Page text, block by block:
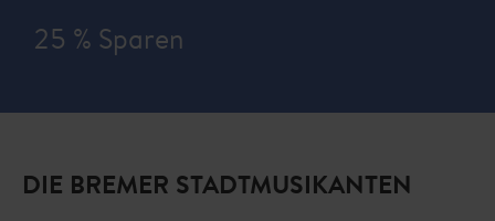
25 % Sparen
DIE BREMER STADTMUSIKANTEN